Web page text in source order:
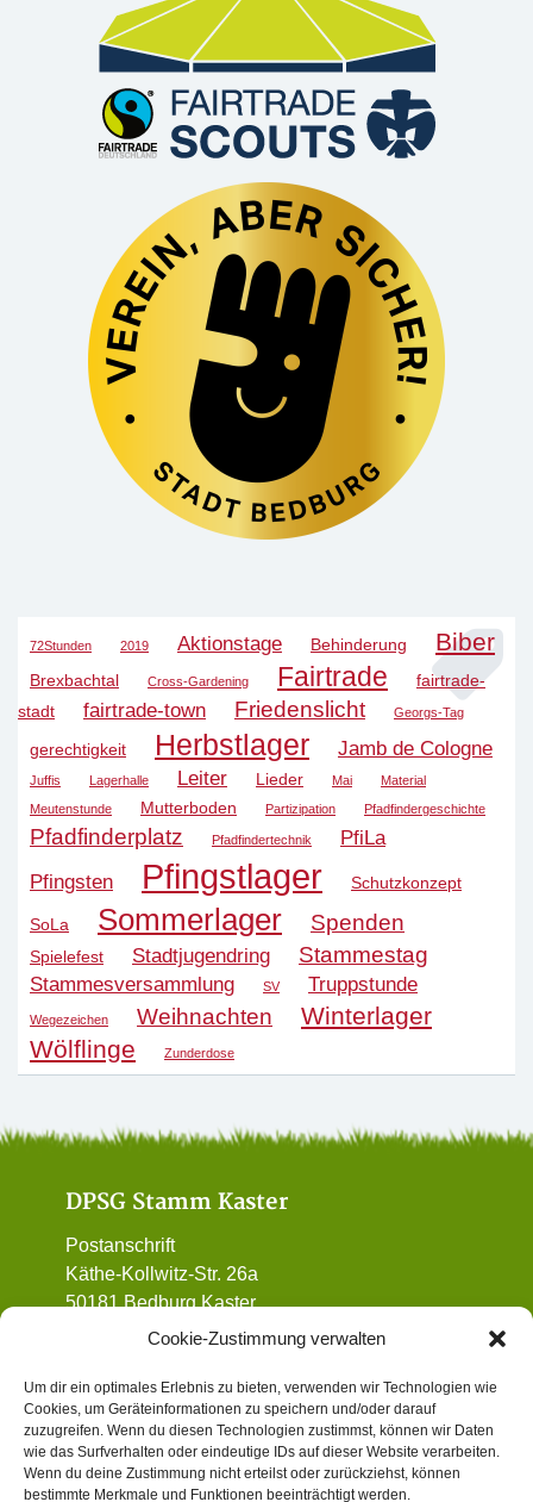
Cookie-Zustimmung verwalten
Um dir ein optimales Erlebnis zu bieten, verwenden wir Technologien wie
Cookies, um Geräteinformationen zu speichern und/oder darauf
zuzugreifen. Wenn du diesen Technologien zustimmst, können wir Daten
wie das Surfverhalten oder eindeutige IDs auf dieser Website verarbeiten.
Wenn du deine Zustimmung nicht erteilst oder zurückziehst, können
bestimmte Merkmale und Funktionen beeinträchtigt werden.
72Stunden 2019 Aktionstage Behinderung Biber
Brexbachtal Cross-Gardening Fairtrade
fairtrade-
stadt
fairtrade-town Friedenslicht Georgs-Tag
gerechtigkeit Herbstlager Jamb de Cologne
Juffis Lagerhalle Leiter Lieder Mai
Material
Meutenstunde
Mutterboden Partizipation Pfadfindergeschichte
Pfadfinderplatz Pfadfindertechnik
PfiLa
Pfingsten
Pfingstlager Schutzkonzept
SoLa Sommerlager Spenden
Spielefest Stadtjugendring Stammestag
Stammesversammlung SV Truppstunde
Wegezeichen Weihnachten
Winterlager
Wölflinge
Zunderdose
DPSG Stamm Kaster
Postanschrift
Käthe-Kollwitz-Str. 26a
50181 Bedburg Kaster
01 72 / 90 32 962
Informatives
Datenschutz